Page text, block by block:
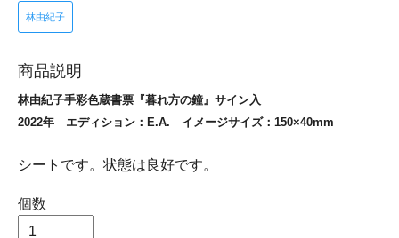
林由紀子
商品説明
林由紀子手彩色蔵書票『暮れ方の鐘』サイン入
2022年 エディション：E.A. イメージサイズ：150×40mm
シートです。状態は良好です。
個数